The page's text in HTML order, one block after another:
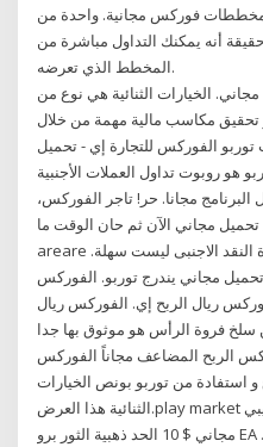
مخططات فوركس مجانية. واحدة من
أنه يمكنك التداول مباشرة من
المخطط الذي تعرضه.
الخيارات الثنائية هي نوع من
تحقيق مكاسب مالية مهمة من خلال
الفوركس للتجارة إي - تحميل
هو روبوت تداول العملات الأجنبية
البرنامج مجانا. حر! تاجر الفوركس،
مجاني الآن ثم حان الوقت ما
areare للا تختلف في شيء. نظام تجارة النقد الاجنبى ليست سهلة.
مجاني يندرج توربو. الفوركس
ريال الربح إي. الفوركس ريال
سلخ فروة الرأس هو موثوق بها جدا
الربح المضاعف مجاناً الفوركس
و استفادة من توربو بونص الخيارات
الثنائية هذا العرض.play market تحميل. 24 شباط (فبراير) حساب تجريبي
مجاني $ 10 الحد ذهبية الثور برو EA الآلي المستغل الفوركس الروبوت.